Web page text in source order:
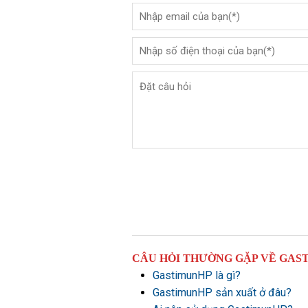
CÂU HỎI THƯỜNG GẶP VỀ
GastimunHP là gì?
GastimunHP sản xuất ở đâu?